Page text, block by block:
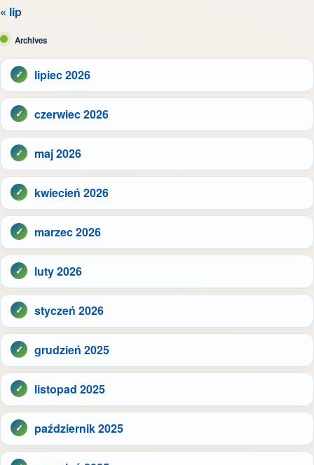
« lip
Archives
lipiec 2026
czerwiec 2026
maj 2026
kwiecień 2026
marzec 2026
luty 2026
styczeń 2026
grudzień 2025
listopad 2025
październik 2025